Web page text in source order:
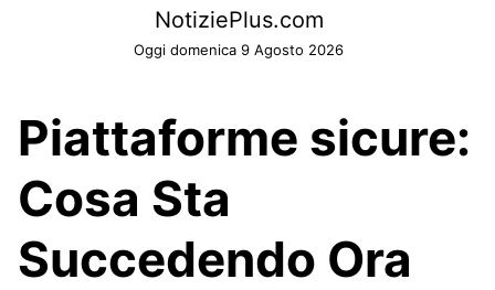
NotiziePlus.com
Oggi domenica 9 Agosto 2026
Piattaforme sicure:
Cosa Sta
Succedendo Ora